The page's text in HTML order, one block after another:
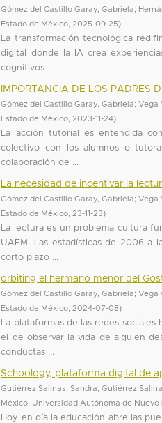
Gómez del Castillo Garay, Gabriela;
Estado de México
2025-09-25)
La transformación tecnológica
digital donde la IA crea
cognitivos
IMPORTANCIA DE LOS PADRES
Gómez del Castillo Garay, Gabriela;Vega
Estado de México
2023-11-24)
La acción tutorial es entendida
colectivo con los alumnos o
colaboración de ...
La necesidad de incentivar la
Gómez del Castillo Garay, Gabriela;Vega
Estado de México
23-11-23)
La lectura es un problema cultura
UAEM. Las estadísticas de 2006
corto plazo ...
orbiting el hermano menor del
Gómez del Castillo Garay, Gabriela;Vega
Estado de México
2024-07-08)
La plataformas de las redes
el de observar la vida de alguien
conductas ...
Schoology, plataforma digital de
Gutiérrez Salinas, Sandra;Gutiérrez
México, Universidad Autónoma de Nuevo
Hoy en día la educación abre las